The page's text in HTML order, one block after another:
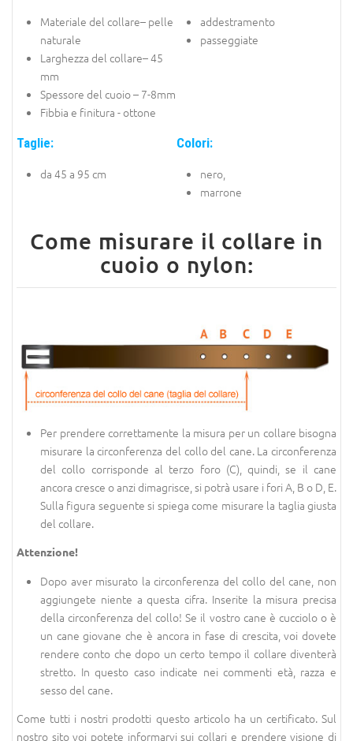
Materiale del collare– pelle
naturale
Larghezza del collare– 45
mm
Spessore del cuoio – 7-8mm
Fibbia e finitura - ottone
addestramento
passeggiate
Taglie:
da 45 a 95 cm
Colori:
nero,
marrone
Come misurare il collare in
cuoio o nylon:
Per prendere correttamente la misura per un collare bisogna
misurare la circonferenza del collo del cane. La circonferenza
del collo corrisponde al terzo foro (C), quindi, se il cane
ancora cresce o anzi dimagrisce, si potrà usare i fori A, B o D, E.
Sulla figura seguente si spiega come misurare la taglia giusta
del collare.
Attenzione!
Dopo aver misurato la circonferenza del collo del cane, non
aggiungete niente a questa cifra. Inserite la misura precisa
della circonferenza del collo! Se il vostro cane è cucciolo o è
un cane giovane che è ancora in fase di crescita, voi dovete
rendere conto che dopo un certo tempo il collare diventerà
stretto. In questo caso indicate nei commenti età, razza e
sesso del cane.
Come tutti i nostri prodotti questo articolo ha un certificato. Sul
nostro sito voi potete informarvi sui collari e prendere visione di